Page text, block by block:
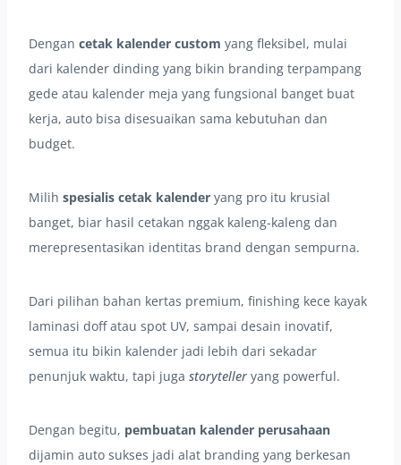
Dengan cetak kalender custom yang fleksibel, mulai
dari kalender dinding yang bikin branding terpampang
gede atau kalender meja yang fungsional banget buat
kerja, auto bisa disesuaikan sama kebutuhan dan
budget.
Milih spesialis cetak kalender yang pro itu krusial
banget, biar hasil cetakan nggak kaleng-kaleng dan
merepresentasikan identitas brand dengan sempurna.
Dari pilihan bahan kertas premium, finishing kece kayak
laminasi doff atau spot UV, sampai desain inovatif,
semua itu bikin kalender jadi lebih dari sekadar
penunjuk waktu, tapi juga storyteller yang powerful.
Dengan begitu, pembuatan kalender perusahaan
dijamin auto sukses jadi alat branding yang berkesan